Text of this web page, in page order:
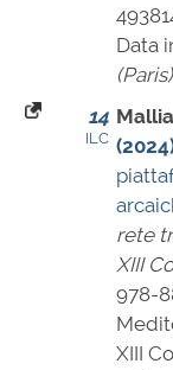
Data
(Paris)
14
ILC
rete
XIII
978-
XIII